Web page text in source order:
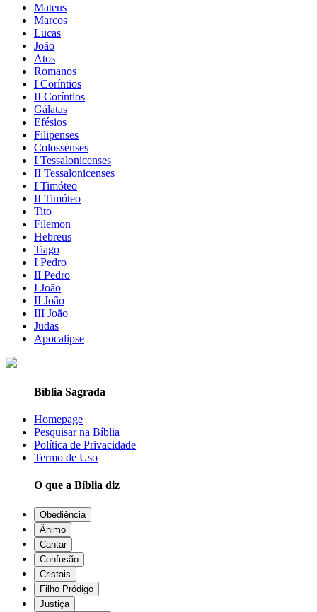
Mateus
Marcos
Lucas
João
Atos
Romanos
I Coríntios
II Coríntios
Gálatas
Efésios
Filipenses
Colossenses
I Tessalonicenses
II Tessalonicenses
I Timóteo
II Timóteo
Tito
Filemon
Hebreus
Tiago
I Pedro
II Pedro
I João
II João
III João
Judas
Apocalipse
Bíblia Sagrada
Homepage
Pesquisar na Bíblia
Política de Privacidade
Termo de Uso
O que a Bíblia diz
Obediência
Ânimo
Cantar
Confusão
Cristais
Filho Pródigo
Justiça